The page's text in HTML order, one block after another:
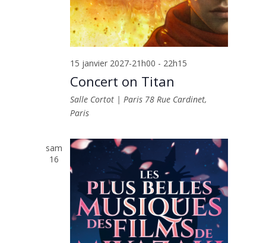
15 janvier 2027-21h00 - 22h15
Concert on Titan
Salle Cortot | Paris 78 Rue Cardinet,
Paris
sam
16